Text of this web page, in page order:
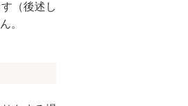
（後述し
。